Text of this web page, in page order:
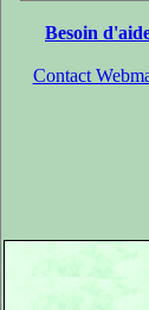
Besoin
Contact